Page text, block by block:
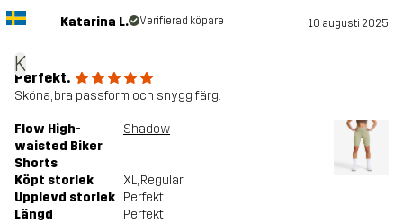
K
Katarina L. Verifierad köpare 10 augusti 2025
Perfekt.
Sköna, bra passform och snygg färg.
Flow High-
waisted Biker
Shorts
Shadow
Köpt storlek XL, Regular
Upplevd storlek Perfekt
Längd
Perfekt